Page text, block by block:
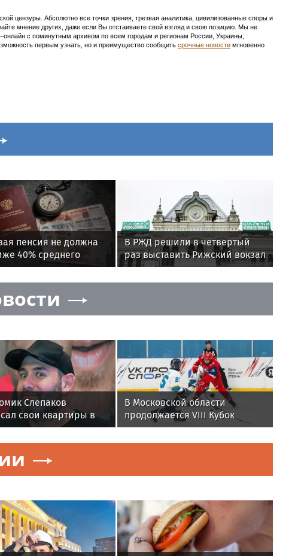
цензуры. Абсолютно все точки зрения, трезвая аналитика, цивилизованные споры и
мнение других, даже если Вы отстаиваете свой взгляд и свою позицию. Мы не
с поминутным архивом по всем городам и регионам России, Украины,
первым узнать, но и преимущество сообщить срочные новости мгновенно
пенсия не должна
40% среднего
за предпенсионный
В РЖД решили в четвертый
раз выставить Рижский вокзал
на торги
Слепаков
свои квартиры в
после
В Московской области
продолжается VIII Кубок
Александра Овечкина